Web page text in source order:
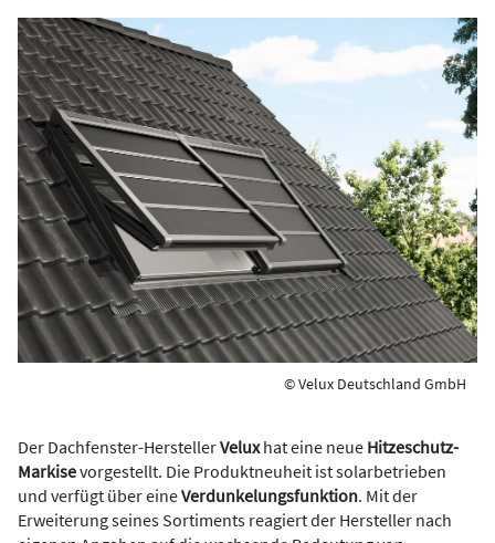
© Velux Deutschland GmbH
Der Dachfenster-HerstellerVeluxhat eine neue Hitzeschutz-
Markisevorgestellt. Die Produktneuheit ist solarbetrieben
und verfügt über eineVerdunkelungsfunktion. Mit der
Erweiterung seines Sortiments reagiert der Hersteller nach